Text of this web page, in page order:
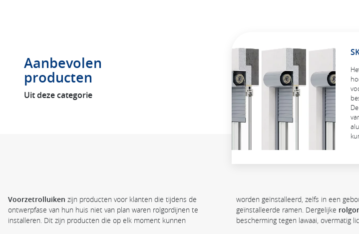
Aanbevolen
producten
Uit deze categorie
Voorzetrolluiken zijn producten voor klanten die tijdens de
ontwerpfase van hun huis niet van plan waren rolgordijnen te
installeren. Dit zijn producten die op elk moment kunnen
worden geïnstalleerd, zelfs in een gebouw met reeds
geïnstalleerde ramen. Dergelijke
bescherming tegen lawaai, overmatig